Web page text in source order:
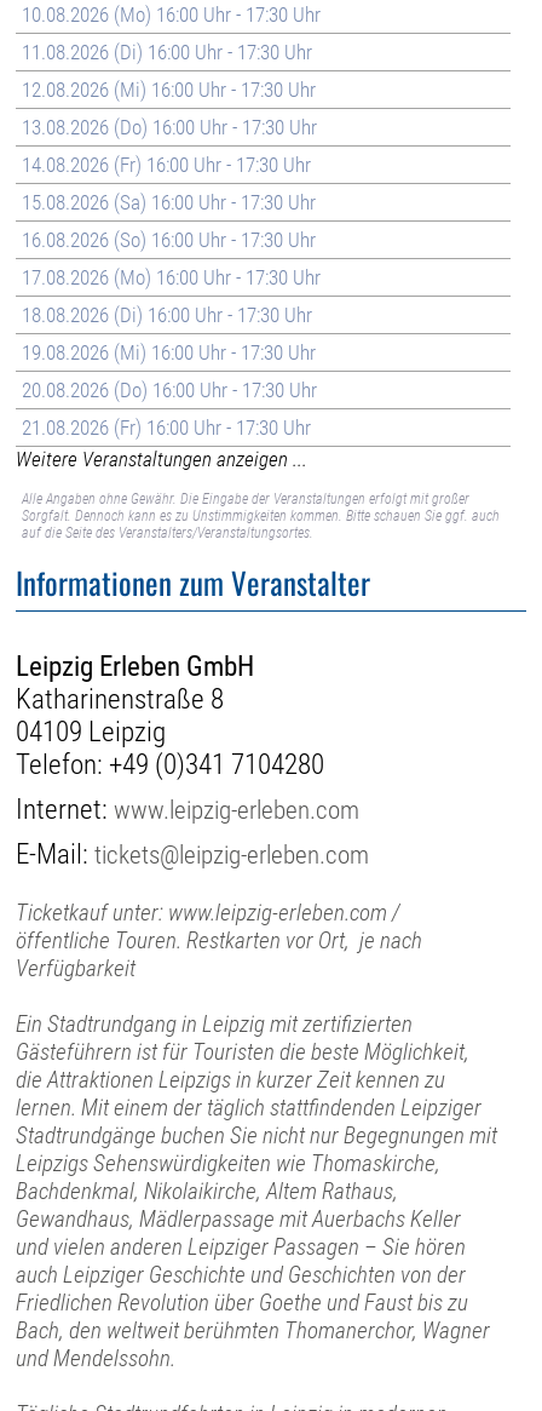
10.08.2026 (Mo) 16:00 Uhr - 17:30 Uhr
11.08.2026 (Di) 16:00 Uhr - 17:30 Uhr
12.08.2026 (Mi) 16:00 Uhr - 17:30 Uhr
13.08.2026 (Do) 16:00 Uhr - 17:30 Uhr
14.08.2026 (Fr) 16:00 Uhr - 17:30 Uhr
15.08.2026 (Sa) 16:00 Uhr - 17:30 Uhr
16.08.2026 (So) 16:00 Uhr - 17:30 Uhr
17.08.2026 (Mo) 16:00 Uhr - 17:30 Uhr
18.08.2026 (Di) 16:00 Uhr - 17:30 Uhr
19.08.2026 (Mi) 16:00 Uhr - 17:30 Uhr
20.08.2026 (Do) 16:00 Uhr - 17:30 Uhr
21.08.2026 (Fr) 16:00 Uhr - 17:30 Uhr
Weitere Veranstaltungen anzeigen ...
Alle Angaben ohne Gewähr. Die Eingabe der Veranstaltungen erfolgt mit großer
Sorgfalt. Dennoch kann es zu Unstimmigkeiten kommen. Bitte schauen Sie ggf. auch
auf die Seite des Veranstalters/Veranstaltungsortes.
Informationen zum Veranstalter
Leipzig Erleben GmbH
Katharinenstraße 8
04109 Leipzig
Telefon: +49 (0)341 7104280
Internet:www.leipzig-erleben.com
E-Mail:tickets@leipzig-erleben.com
Ticketkauf unter: www.leipzig-erleben.com /
öffentliche Touren. Restkarten vor Ort, je nach
Verfügbarkeit
Ein Stadtrundgang in Leipzig mit zertifizierten
Gästeführern ist für Touristen die beste Möglichkeit,
die Attraktionen Leipzigs in kurzer Zeit kennen zu
lernen. Mit einem der täglich stattfindenden Leipziger
Stadtrundgänge buchen Sie nicht nur Begegnungen mit
Leipzigs Sehenswürdigkeiten wie Thomaskirche,
Bachdenkmal, Nikolaikirche, Altem Rathaus,
Gewandhaus, Mädlerpassage mit Auerbachs Keller
und vielen anderen Leipziger Passagen – Sie hören
auch Leipziger Geschichte und Geschichten von der
Friedlichen Revolution über Goethe und Faust bis zu
Bach, den weltweit berühmten Thomanerchor, Wagner
und Mendelssohn.